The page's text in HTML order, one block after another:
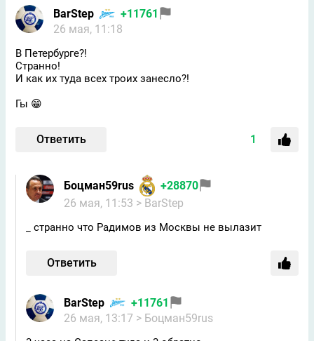
BarStep
+11761
26 мая, 11:18
В Петербурге?!
Странно!
И как их туда всех троих занесло?!
Гы 😁
Ответить 1
Боцман59rus
+28870
26 мая, 11:53 > BarStep
_ странно что Радимов из Москвы не вылазит
Ответить
BarStep
+11761
26 мая, 13:17 > Боцман59rus